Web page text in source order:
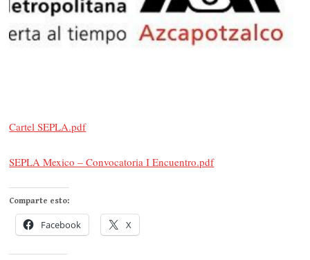
Cartel SEPLA.pdf
SEPLA Mexico – Convocatoria I Encuentro.pdf
Comparte esto:
Facebook X